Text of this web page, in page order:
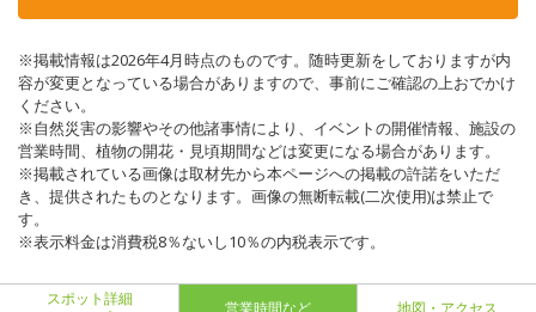
※掲載情報は2026年4月時点のものです。随時更新をしておりますが内
容が変更となっている場合がありますので、事前にご確認の上おでかけ
ください。
※自然災害の影響やその他諸事情により、イベントの開催情報、施設の
営業時間、植物の開花・見頃期間などは変更になる場合があります。
※掲載されている画像は取材先から本ページへの掲載の許諾をいただ
き、提供されたものとなります。画像の無断転載(二次使用)は禁止で
す。
※表示料金は消費税8％ないし10％の内税表示です。
スポット詳細
営業時間など 地図・アクセス